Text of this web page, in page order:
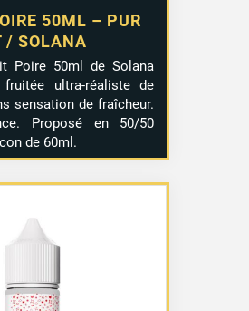
50ML – PUR
/ SOLANA
Poire 50ml de Solana
ultra-réaliste de
sensation de fraîcheur.
Proposé en 50/50
de 60ml.